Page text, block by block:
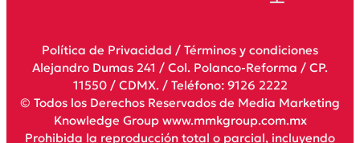
Política de Privacidad / Términos y condiciones
Alejandro Dumas 241 / Col. Polanco-Reforma / CP.
11550 / CDMX. / Teléfono: 9126 2222
© Todos los Derechos Reservados de Media Marketing
Knowledge Group www.mmkgroup.com.mx
Prohibida la reproducción total o parcial, incluyendo